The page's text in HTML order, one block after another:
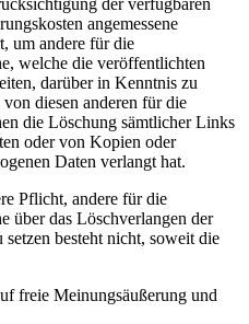
der verfügbaren
angemessene
um andere für die
welche die veröffentlichten
darüber in Kenntnis zu
von diesen anderen für die
die Löschung sämtlicher Links
oder von Kopien oder
Daten verlangt hat.
Pflicht, andere für die
über das Löschverlangen der
besteht nicht, soweit die
freie Meinungsäußerung und